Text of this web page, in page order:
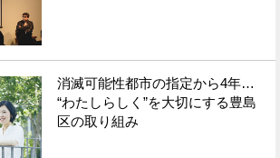
消滅可能性都市の指定から4年…
“わたしらしく”を大切にする豊島
区の取り組み